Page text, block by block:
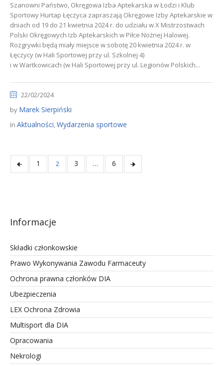
Szanowni Państwo, Okręgowa Izba Aptekarska w Łodzi i Klub
Sportowy Hurtap Łęczyca zapraszają Okręgowe Izby Aptekarskie w
dniach od 19 do 21 kwietnia 2024 r. do udziału w X Mistrzostwach
Polski Okręgowych Izb Aptekarskich w Piłce Nożnej Halowej.
Rozgrywki będą miały miejsce w sobotę 20 kwietnia 2024 r. w
Łęczycy (w Hali Sportowej przy ul. Szkolnej 4)
i w Wartkowicach (w Hali Sportowej przy ul. Legionów Polskich...
22/02/2024
by Marek Sierpiński
In Aktualności,Wydarzenia sportowe
1 2 3 … 6
Informacje
Składki członkowskie
Prawo Wykonywania Zawodu Farmaceuty
Ochrona prawna członków DIA
Ubezpieczenia
LEX Ochrona Zdrowia
Multisport dla DIA
Opracowania
Nekrologi